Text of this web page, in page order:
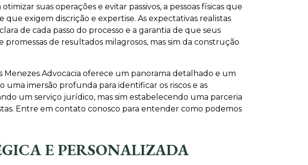
suas operações e evitar passivos, a pessoas físicas que
exigem discrição e expertise. As expectativas realistas
de cada passo do processo e a garantia de que seus
de resultados milagrosos, mas sim da construção
Menezes Advocacia oferece um panorama detalhado e um
imersão profunda para identificar os riscos e as
um serviço jurídico, mas sim estabelecendo uma parceria
Entre em contato conosco para entender como podemos
E PERSONALIZADA